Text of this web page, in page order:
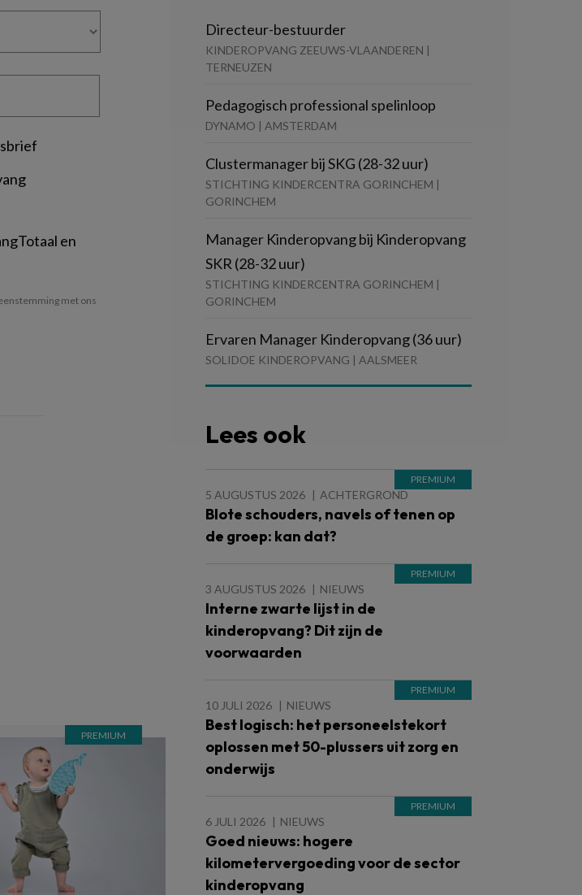
en
met ons
Directeur-bestuurder
KINDEROPVANG ZEEUWS-VLAANDEREN |
TERNEUZEN
Pedagogisch professional spelinloop
DYNAMO | AMSTERDAM
Clustermanager bij SKG (28-32 uur)
STICHTING KINDERCENTRA GORINCHEM |
GORINCHEM
Manager Kinderopvang bij Kinderopvang
SKR (28-32 uur)
STICHTING KINDERCENTRA GORINCHEM |
GORINCHEM
Ervaren Manager Kinderopvang (36 uur)
SOLIDOE KINDEROPVANG | AALSMEER
Lees ook
5 AUGUSTUS 2026 ACHTERGROND
Blote schouders, navels of tenen op
de groep: kan dat?
3 AUGUSTUS 2026 NIEUWS
Interne zwarte lijst in de
kinderopvang? Dit zijn de
voorwaarden
10 JULI 2026 NIEUWS
Best logisch: het personeelstekort
oplossen met 50-plussers uit zorg en
onderwijs
6 JULI 2026 NIEUWS
Goed nieuws: hogere
kilometervergoeding voor de sector
kinderopvang